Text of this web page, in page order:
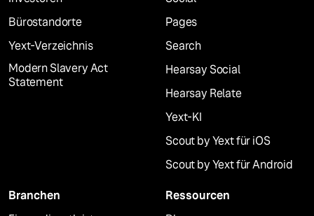
Bürostandorte
Yext-Verzeichnis
Modern Slavery Act
Statement
Pages
Search
Hearsay Social
Hearsay Relate
Yext-KI
Scout by Yext für iOS
Scout by Yext für Android
Branchen
Ressourcen